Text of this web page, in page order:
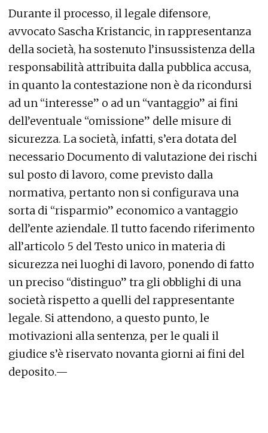
Durante il processo, il legale difensore,
avvocato Sascha Kristancic, in rappresentanza
della società, ha sostenuto l’insussistenza della
responsabilità attribuita dalla pubblica accusa,
in quanto la contestazione non è da ricondursi
ad un “interesse” o ad un “vantaggio” ai fini
dell’eventuale “omissione” delle misure di
sicurezza. La società, infatti, s’era dotata del
necessario Documento di valutazione dei rischi
sul posto di lavoro, come previsto dalla
normativa, pertanto non si configurava una
sorta di “risparmio” economico a vantaggio
dell’ente aziendale. Il tutto facendo riferimento
all’articolo 5 del Testo unico in materia di
sicurezza nei luoghi di lavoro, ponendo di fatto
un preciso “distinguo” tra gli obblighi di una
società rispetto a quelli del rappresentante
legale. Si attendono, a questo punto, le
motivazioni alla sentenza, per le quali il
giudice s’è riservato novanta giorni ai fini del
deposito.—